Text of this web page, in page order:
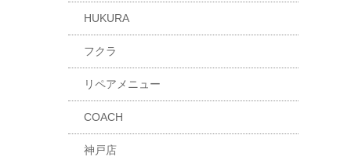
HUKURA
フクラ
リペアメニュー
COACH
神戸店